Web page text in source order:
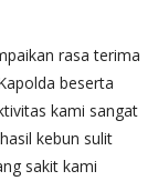
rasa terima
beserta
kami sangat
kebun sulit
sakit kami